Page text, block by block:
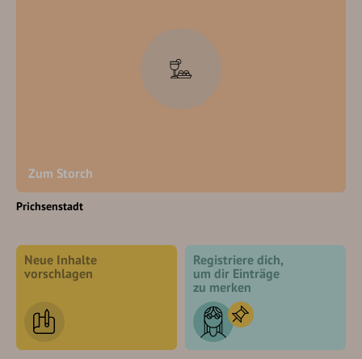
Zum Storch
Prichsenstadt
Neue Inhalte
vorschlagen
Registriere dich,
um dir Einträge
zu merken